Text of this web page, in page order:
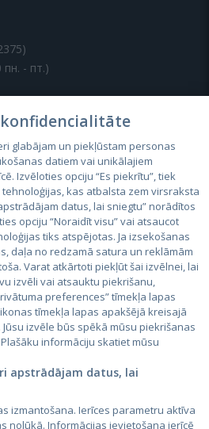
пн. - пт.)
CVbankas.lt
Kainos.lt
glabājam un piekļūstam personas
datiem vai unikālajiem
Izvēloties opciju “Es piekrītu”, tiek
kas atbalsta zem virsraksta
datus, lai sniegtu” norādītos
opciju “Noraidīt visu” vai atsaucot
tiks atspējotas. Ja izsekošanas
daļa no redzamā satura un reklāmām
Varat atkārtoti piekļūt šai izvēlnei, lai
izvēli vai atsauktu piekrišanu,
preferences” tīmekļa lapas
tīmekļa lapas apakšējā kreisajā
izvēle būs spēkā mūsu piekrišanas
informāciju skatiet mūsu
apstrādājam datus, lai
izmantošana. Ierīces parametru aktīva
nolūkā. Informācijas ievietošana ierīcē